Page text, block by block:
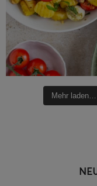
Mehr laden…